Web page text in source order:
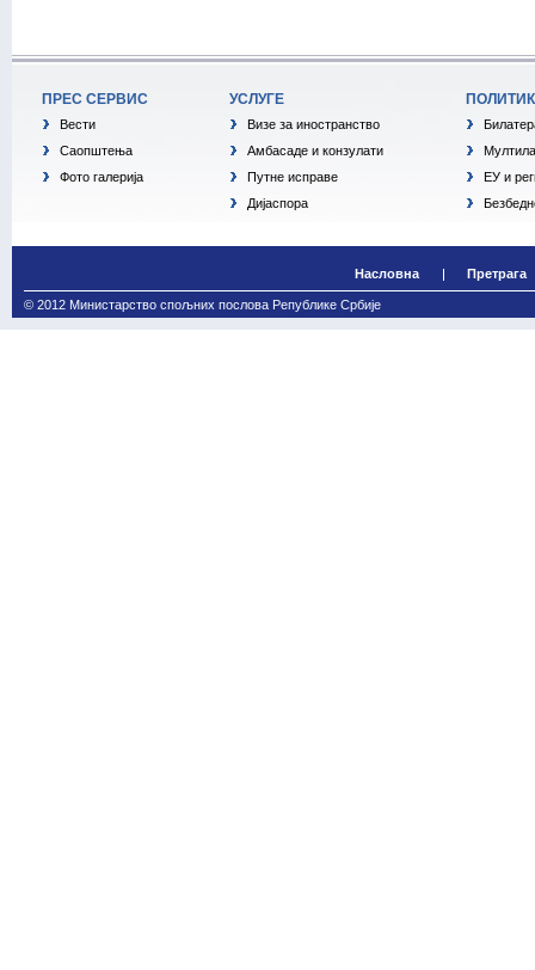
ПРЕС СЕРВИС
Вести
Саопштења
Фото галерија
УСЛУГЕ
Визе за иностранство
Амбасаде и конзулати
Путне исправе
Дијаспора
ЕУ и
Насловна Претрага
© 2012 Министарство спољних послова Републике Србије